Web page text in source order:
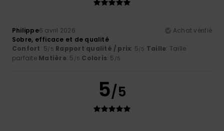
Philippe6 avril 2026
Achat vérifié
Sobre, efficace et de qualité
Confort: 5/5 Rapport qualité / prix: 5/5 Taille: Taille
parfaite Matière: 5 /5 Coloris: 5 /5
5/5